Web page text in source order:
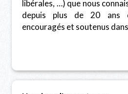
libérales, …) que nous
depuis plus de 20 ans
encouragés et soutenus